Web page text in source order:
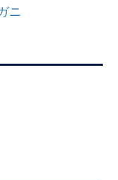
ニ